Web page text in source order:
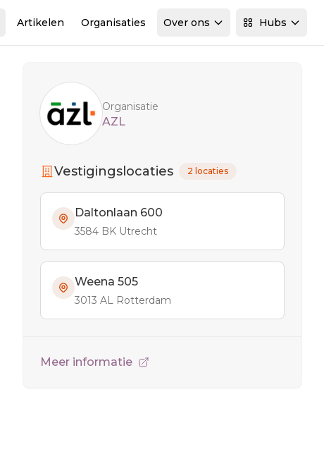
Artikelen Organisaties Over ons Hubs
Organisatie
AZL
Vestigingslocaties 2 locaties
Daltonlaan 600
3584 BK Utrecht
Weena 505
3013 AL Rotterdam
Meer informatie